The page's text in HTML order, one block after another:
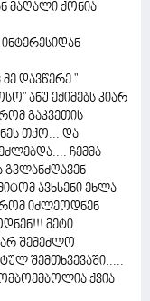
მაღალი ქონია
დავწერე "
ანუ ექიმებს კიარ
გაკვეთის
თქო... და
ჩემმა
გვლანძღავენ
ავხსენი ეხლა
რომ იძლეოდნენ
მეტი
შემეძლო
შემთხვევაში.....
ქვია